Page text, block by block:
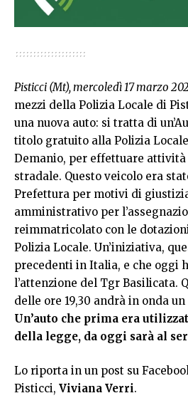
Pisticci (Mt), mercoledì 17 marzo
mezzi della Polizia Locale di
una nuova auto: si tratta di
titolo gratuito alla Polizia
Demanio, per effettuare
stradale. Questo veicolo era
Prefettura per motivi di
amministrativo per
reimmatricolato con le
Polizia Locale. Un’iniziativa,
precedenti in Italia, e che oggi
l’attenzione del Tgr Basilicata.
delle ore 19,30 andrà in onda
Un’auto che prima era
della legge, da oggi sarà al
Lo riporta in un post su
Pisticci, Viviana Verri.